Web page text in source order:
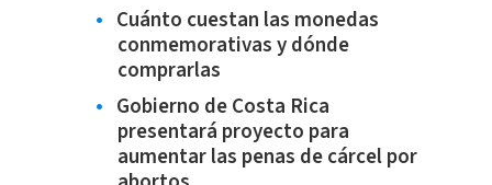
Cuánto cuestan las monedas
conmemorativas y dónde
comprarlas
Gobierno de Costa Rica
presentará proyecto para
aumentar las penas de cárcel por